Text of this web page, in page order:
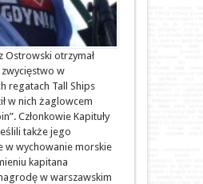
Ostrowski otrzymał
w
regatach Tall Ships
w nich żaglowcem
Członkowie Kapituły
także jego
w wychowanie morskie
kapitana
w warszawskim